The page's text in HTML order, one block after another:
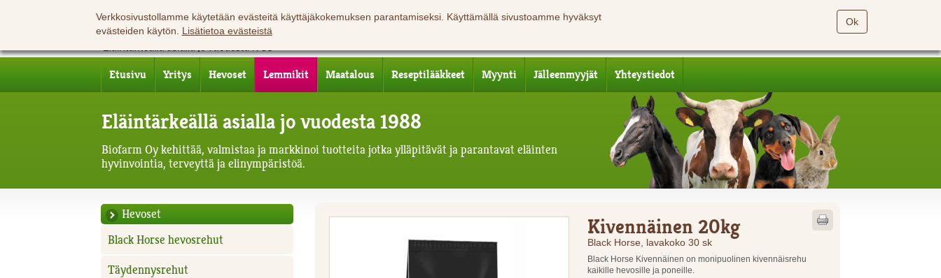
Verkkosivustollamme käytetään evästeitä käyttäjäkokemuksen parantamiseksi. Käyttämällä sivustoamme hyväksyt
evästeiden käytön. Lisätietoa evästeistä
Ok
Etusivu Yritys Hevoset Lemmikit Maatalous Reseptilääkkeet Myynti Jälleenmyyjät Yhteystiedot
Eläintärkeällä asialla jo vuodesta 1988
Biofarm Oy kehittää, valmistaa ja markkinoi tuotteita jotka ylläpitävät ja parantavat eläinten
hyvinvointia, terveyttä ja elinympäristöä.
Hevoset
Black Horse hevosrehut
Täydennysrehut
Kivennäinen 20kg
Black Horse, lavakoko 30 sk
Black Horse Kivennäinen on monipuolinen kivennäisrehu
kaikille hevosille ja poneille.